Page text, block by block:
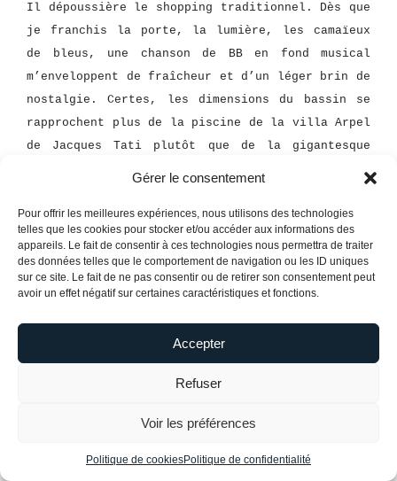
Gérer le consentement
Pour offrir les meilleures expériences, nous utilisons des technologies
telles que les cookies pour stocker et/ou accéder aux informations des
appareils. Le fait de consentir à ces technologies nous permettra de traiter
des données telles que le comportement de navigation ou les ID uniques
sur ce site. Le fait de ne pas consentir ou de retirer son consentement peut
avoir un effet négatif sur certaines caractéristiques et fonctions.
Accepter
Refuser
Voir les préférences
Politique de cookiesPolitique de confidentialité
Il dépoussière le shopping traditionnel. Dès que
je franchis la porte, la lumière, les camaïeux
de bleus, une chanson de BB en fond musical
m’enveloppent de fraîcheur et d’un léger brin de
nostalgie. Certes, les dimensions du bassin se
rapprochent plus de la piscine de la villa Arpel
de Jacques Tati plutôt que de la gigantesque
piscine Molitor mais ces 60 m2 aquatiques
en toute intimité.